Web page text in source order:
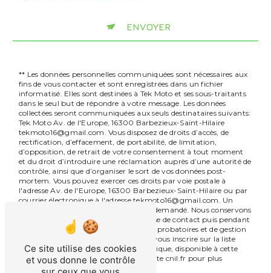
ENVOYER
** Les données personnelles communiquées sont nécessaires aux
fins de vous contacter et sont enregistrées dans un fichier
informatisé. Elles sont destinées à Tek Moto et ses sous-traitants
dans le seul but de répondre à votre message. Les données
collectées seront communiquées aux seuls destinataires suivants:
Tek Moto Av. de l'Europe, 16300 Barbezieux-Saint-Hilaire
tekmoto16@gmail.com. Vous disposez de droits d’accès, de
rectification, d’effacement, de portabilité, de limitation,
d’opposition, de retrait de votre consentement à tout moment
et du droit d’introduire une réclamation auprès d’une autorité de
contrôle, ainsi que d’organiser le sort de vos données post-
mortem. Vous pouvez exercer ces droits par voie postale à
l'adresse Av. de l'Europe, 16300 Barbezieux-Saint-Hilaire ou par
courrier électronique à l'adresse tekmoto16@gmail.com. Un
justificatif d'identité pourra vous être demandé. Nous conservons
vos données pendant la période de prise de contact puis pendant
la durée de prescription légale aux fins probatoires et de gestion
des contentieux. Vous avez le droit de vous inscrire sur la liste
d'opposition au démarchage téléphonique, disponible à cette
adresse:Bloctel.gouv.fr. Consultez le site cnil.fr pour plus
d’informations sur vos droits.
Ce site utilise des cookies
et vous donne le contrôle